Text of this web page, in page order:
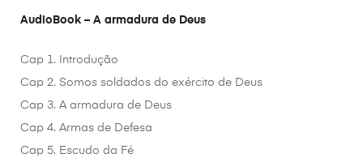
AudioBook – A armadura de Deus
Cap 1. Introdução
Cap 2. Somos soldados do exército de Deus
Cap 3. A armadura de Deus
Cap 4. Armas de Defesa
Cap 5. Escudo da Fé